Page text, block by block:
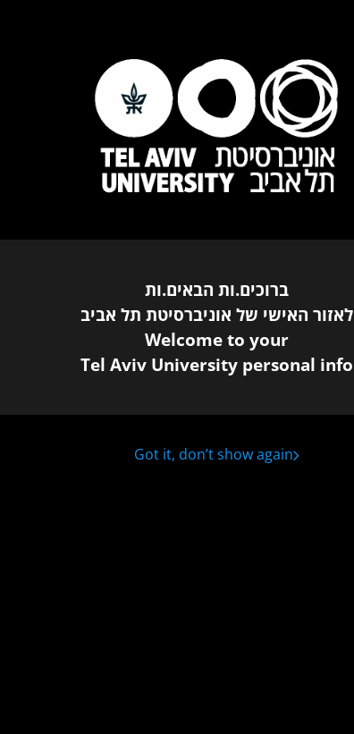
ברוכים.ות הבאים.ות
לאזור האישי של אוניברסיטת תל אביב
Welcome to your
Tel Aviv University personal info
Got it, don’t show again